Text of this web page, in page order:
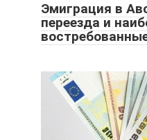
Эмиграция в
переезда и